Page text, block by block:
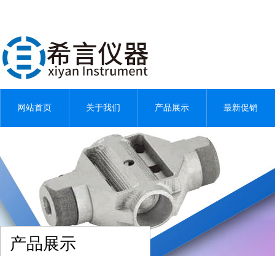
网站首页 关于我们 产品展示 最新促销
产品展示